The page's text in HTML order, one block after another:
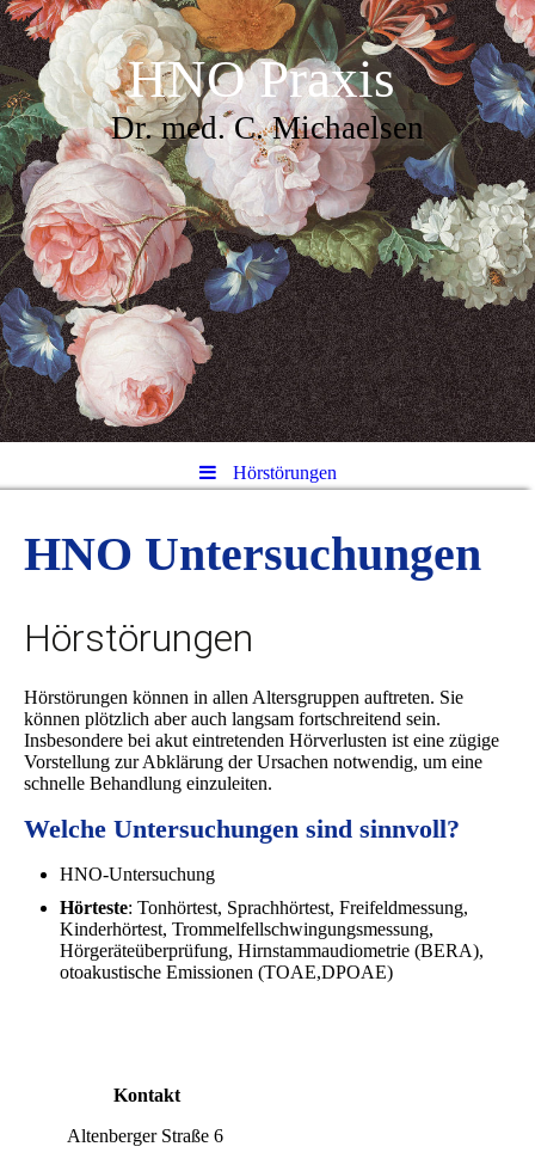
HNO Praxis
Dr. med. C. Michaelsen
Hörstörungen
HNO Untersuchungen
Hörstörungen
Hörstörungen können in allen Altersgruppen auftreten. Sie
können plötzlich aber auch langsam fortschreitend sein.
Insbesondere bei akut eintretenden Hörverlusten ist eine zügige
Vorstellung zur Abklärung der Ursachen notwendig, um eine
schnelle Behandlung einzuleiten.
Welche Untersuchungen sind sinnvoll?
HNO-Untersuchung
Hörteste: Tonhörtest, Sprachhörtest, Freifeldmessung,
Kinderhörtest, Trommelfellschwingungsmessung,
Hörgeräteüberprüfung, Hirnstammaudiometrie (BERA),
otoakustische Emissionen (TOAE,DPOAE)
Kontakt
Altenberger Straße 6